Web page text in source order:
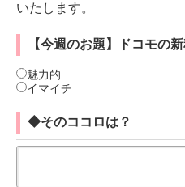
いたします。
【今週のお題】 ドコモの
魅力的
イマイチ
◆そのココロは？